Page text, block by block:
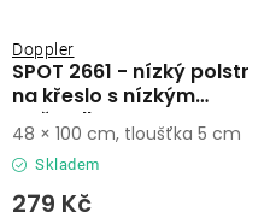
SPOT 2661 - nízký polstr
na křeslo s nízkým
opěradlem
Doppler
Skladem
279 Kč
48 × 100 cm, tloušťka 5 cm